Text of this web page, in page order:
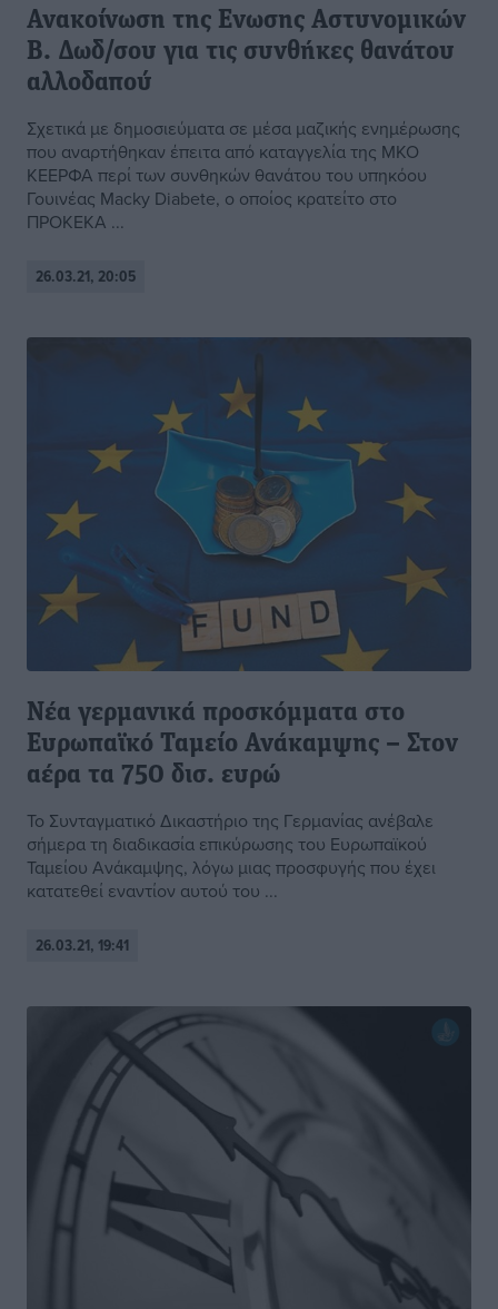
Ανακοίνωση της Ενωσης Αστυνομικών
Β. Δωδ/σου για τις συνθήκες θανάτου
αλλοδαπού
Σχετικά με δημοσιεύματα σε μέσα μαζικής ενημέρωσης
που αναρτήθηκαν έπειτα από καταγγελία της ΜΚΟ
ΚΕΕΡΦΑ περί των συνθηκών θανάτου του υπηκόου
Γουινέας Macky Diabete, ο οποίος κρατείτο στο
ΠΡΟΚΕΚΑ ...
26.03.21, 20:05
Νέα γερμανικά προσκόμματα στο
Ευρωπαϊκό Ταμείο Ανάκαμψης – Στον
αέρα τα 750 δισ. ευρώ
Το Συνταγματικό Δικαστήριο της Γερμανίας ανέβαλε
σήμερα τη διαδικασία επικύρωσης του Ευρωπαϊκού
Ταμείου Ανάκαμψης, λόγω μιας προσφυγής που έχει
κατατεθεί εναντίον αυτού του ...
26.03.21, 19:41